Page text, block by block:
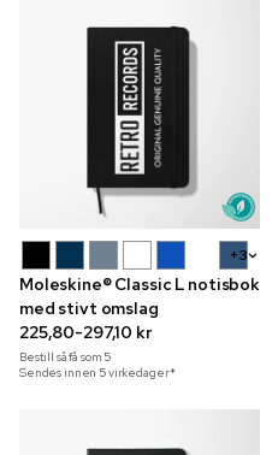
+3
Moleskine® Classic L notisbok
med stivt omslag
225,80-297,10 kr
Bestill så få som 5
Sendes innen 5 virkedager*